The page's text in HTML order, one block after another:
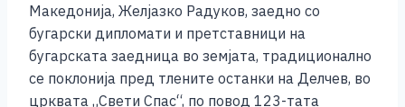
k
Македонија, Желјазко Радуков, заедно со
бугарски дипломати и претставници на
бугарската заедница во земјата, традиционално
се поклонија пред тлените останки на Делчев, во
црквата „Свети Спас“, по повод 123-тата